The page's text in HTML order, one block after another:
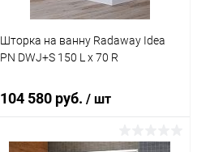
Шторка на ванну Radaway Idea
PN DWJ+S 150 L x 70 R
104 580 руб./ шт